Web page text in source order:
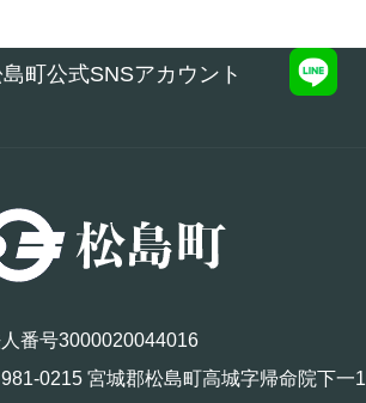
町公式SNSアカウント
番号3000020044016
0215 宮城郡松島町高城字帰命院下一